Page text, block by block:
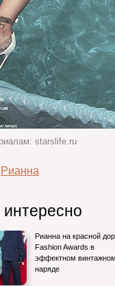
starslife.ru
Рианна
Рианна на красной
Fashion Awards в
эффектном
наряде